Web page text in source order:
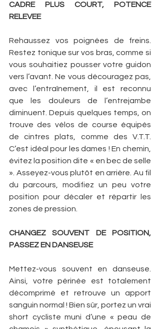
CADRE PLUS COURT, POTENCE
RELEVEE
Rehaussez vos poignées de freins.
Restez tonique sur vos bras, comme si
vous souhaitiez pousser votre guidon
vers l’avant. Ne vous découragez pas,
avec l’entraînement, il est reconnu
que les douleurs de l’entrejambe
diminuent. Depuis quelques temps, on
trouve des vélos de course équipés
de cintres plats, comme des V.T.T.
C’est idéal pour les dames ! En chemin,
évitez la position dite « en bec de selle
». Asseyez-vous plutôt en arrière. Au fil
du parcours, modifiez un peu votre
position pour décaler et répartir les
zones de pression.
CHANGEZ SOUVENT DE POSITION,
PASSEZ EN DANSEUSE
Mettez-vous souvent en danseuse.
Ainsi, votre périnée est totalement
décomprimé et retrouve un apport
sanguin normal ! Bien sûr, portez un vrai
short cycliste muni d’une « peau de